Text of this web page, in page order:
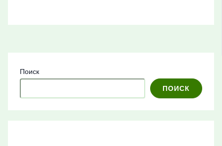
Поиск
ПОИСК